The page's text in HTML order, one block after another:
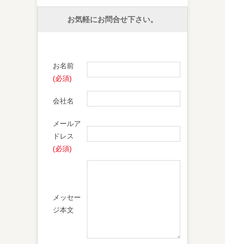
お気軽にお問合せ下さい。
お名前
(必須)
会社名
メールア
ドレス
(必須)
メッセー
ジ本文